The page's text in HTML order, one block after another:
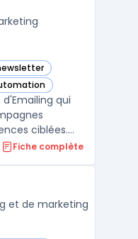
qui
ciblées.
possible de
MDirector
Fiche complète
et de marketing